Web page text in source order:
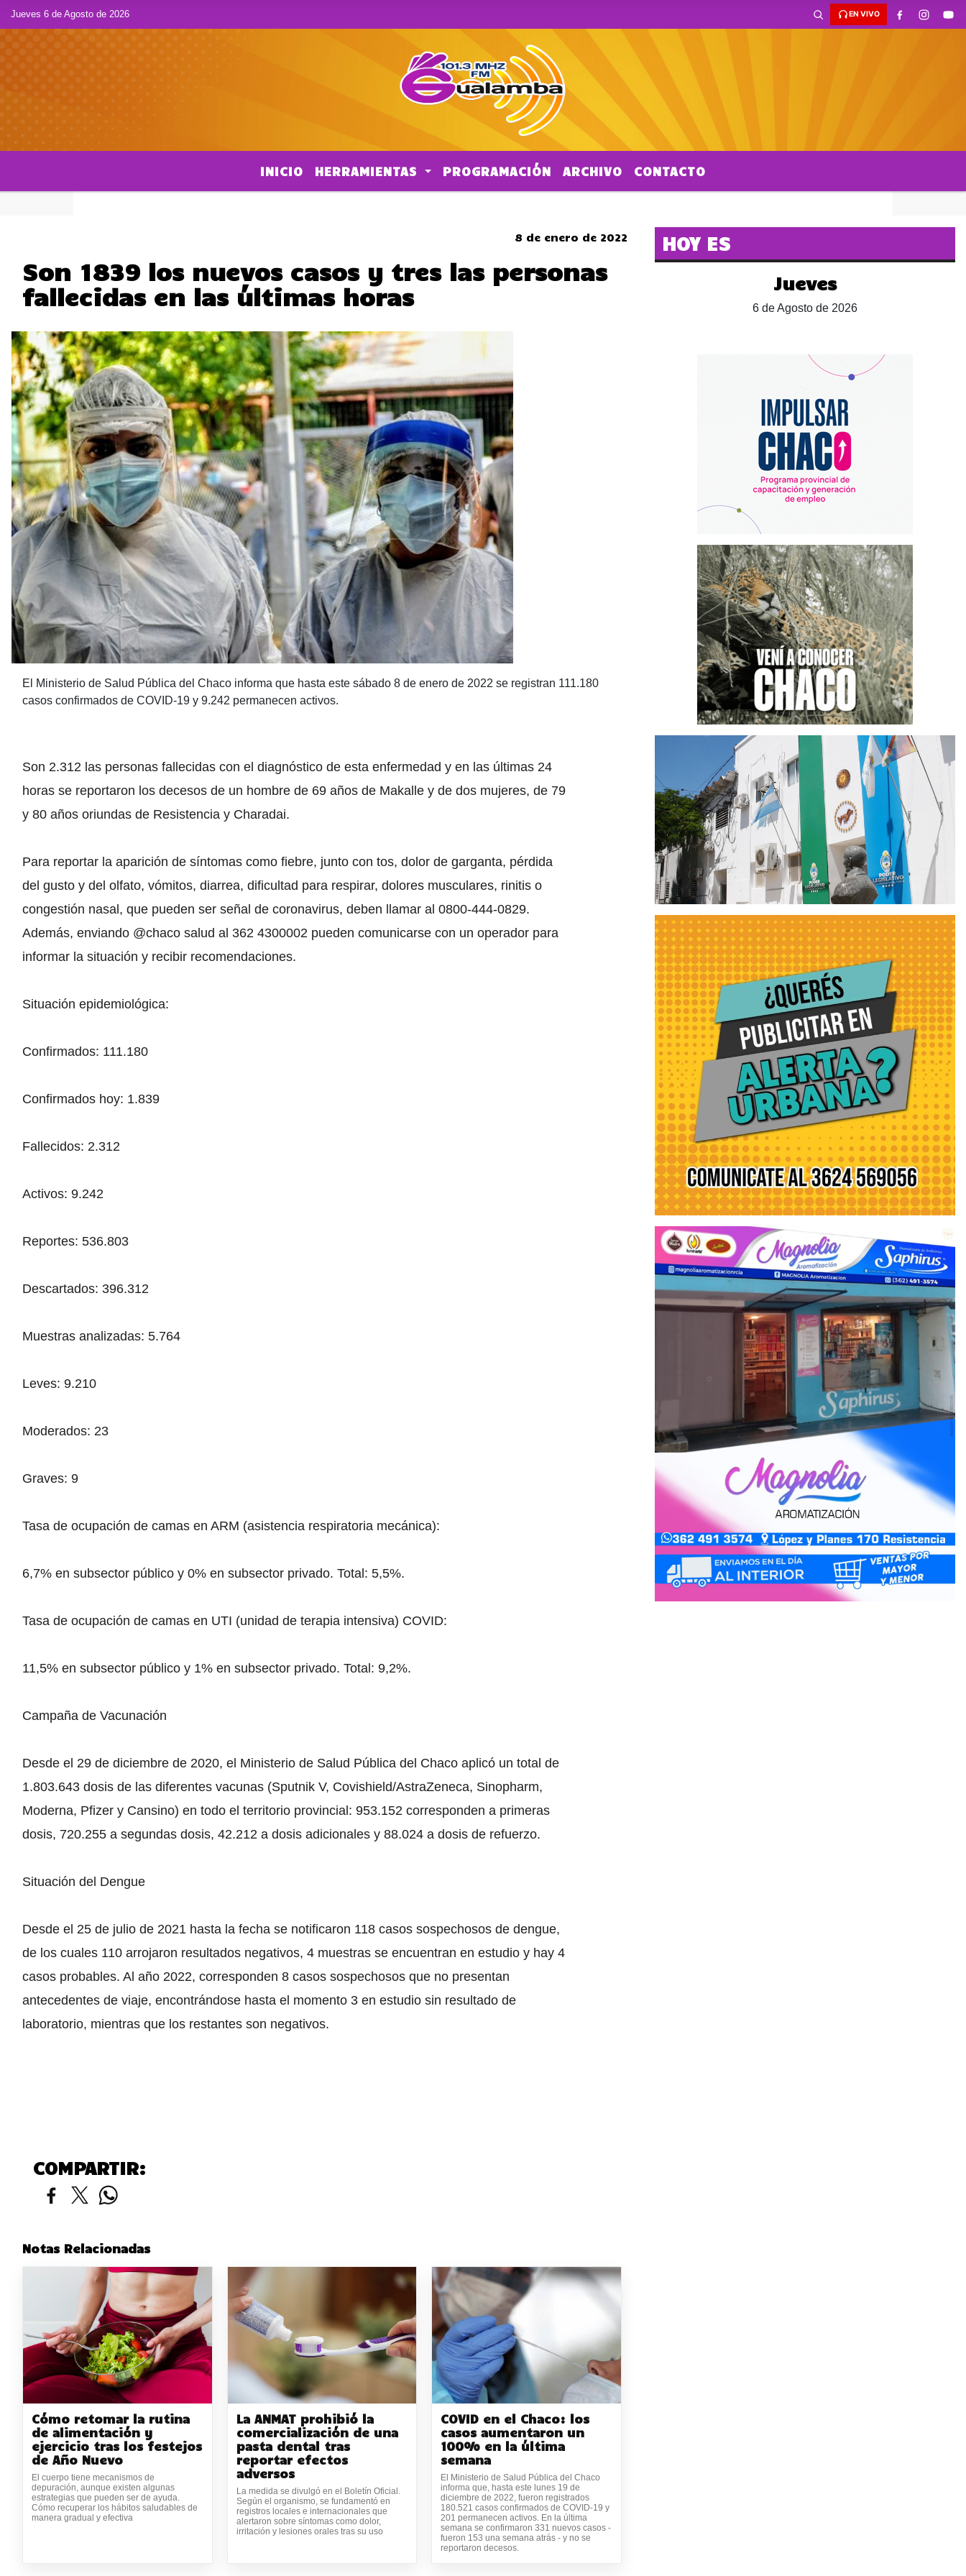
Jueves 6 de Agosto de 2026 EN VIVO
INICIO HERRAMIENTAS PROGRAMACIÓN ARCHIVO CONTACTO
8 de enero de 2022
Son 1839 los nuevos casos y tres las personas
fallecidas en las últimas horas
El Ministerio de Salud Pública del Chaco informa que hasta este sábado 8 de enero de 2022 se registran 111.180
casos confirmados de COVID-19 y 9.242 permanecen activos.
Son 2.312 las personas fallecidas con el diagnóstico de esta enfermedad y en las últimas 24
horas se reportaron los decesos de un hombre de 69 años de Makalle y de dos mujeres, de 79
y 80 años oriundas de Resistencia y Charadai.
Para reportar la aparición de síntomas como fiebre, junto con tos, dolor de garganta, pérdida
del gusto y del olfato, vómitos, diarrea, dificultad para respirar, dolores musculares, rinitis o
congestión nasal, que pueden ser señal de coronavirus, deben llamar al 0800-444-0829.
Además, enviando @chaco salud al 362 4300002 pueden comunicarse con un operador para
informar la situación y recibir recomendaciones.
Situación epidemiológica:
Confirmados: 111.180
Confirmados hoy: 1.839
Fallecidos: 2.312
Activos: 9.242
Reportes: 536.803
Descartados: 396.312
Muestras analizadas: 5.764
Leves: 9.210
Moderados: 23
Graves: 9
Tasa de ocupación de camas en ARM (asistencia respiratoria mecánica):
6,7% en subsector público y 0% en subsector privado. Total: 5,5%.
Tasa de ocupación de camas en UTI (unidad de terapia intensiva) COVID:
11,5% en subsector público y 1% en subsector privado. Total: 9,2%.
Campaña de Vacunación
Desde el 29 de diciembre de 2020, el Ministerio de Salud Pública del Chaco aplicó un total de
1.803.643 dosis de las diferentes vacunas (Sputnik V, Covishield/AstraZeneca, Sinopharm,
Moderna, Pfizer y Cansino) en todo el territorio provincial: 953.152 corresponden a primeras
dosis, 720.255 a segundas dosis, 42.212 a dosis adicionales y 88.024 a dosis de refuerzo.
Situación del Dengue
Desde el 25 de julio de 2021 hasta la fecha se notificaron 118 casos sospechosos de dengue,
de los cuales 110 arrojaron resultados negativos, 4 muestras se encuentran en estudio y hay 4
casos probables. Al año 2022, corresponden 8 casos sospechosos que no presentan
antecedentes de viaje, encontrándose hasta el momento 3 en estudio sin resultado de
laboratorio, mientras que los restantes son negativos.
COMPARTIR:
Notas Relacionadas
Cómo retomar la rutina
de alimentación y
ejercicio tras los festejos
de Año Nuevo
El cuerpo tiene mecanismos de
depuración, aunque existen algunas
estrategias que pueden ser de ayuda.
Cómo recuperar los hábitos saludables de
manera gradual y efectiva
La ANMAT prohibió la
comercialización de una
pasta dental tras
reportar efectos
adversos
La medida se divulgó en el Boletín Oficial.
Según el organismo, se fundamentó en
registros locales e internacionales que
alertaron sobre síntomas como dolor,
irritación y lesiones orales tras su uso
COVID en el Chaco: los
casos aumentaron un
100% en la última
semana
El Ministerio de Salud Pública del Chaco
informa que, hasta este lunes 19 de
diciembre de 2022, fueron registrados
180.521 casos confirmados de COVID-19 y
201 permanecen activos. En la última
semana se confirmaron 331 nuevos casos -
fueron 153 una semana atrás - y no se
reportaron decesos.
HOY ES
Jueves
6 de Agosto de 2026